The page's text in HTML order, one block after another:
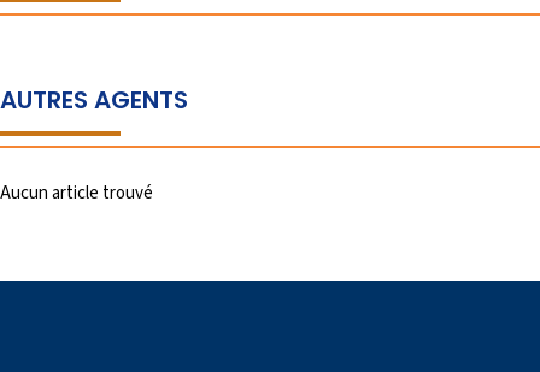
AUTRES AGENTS
Aucun article trouvé